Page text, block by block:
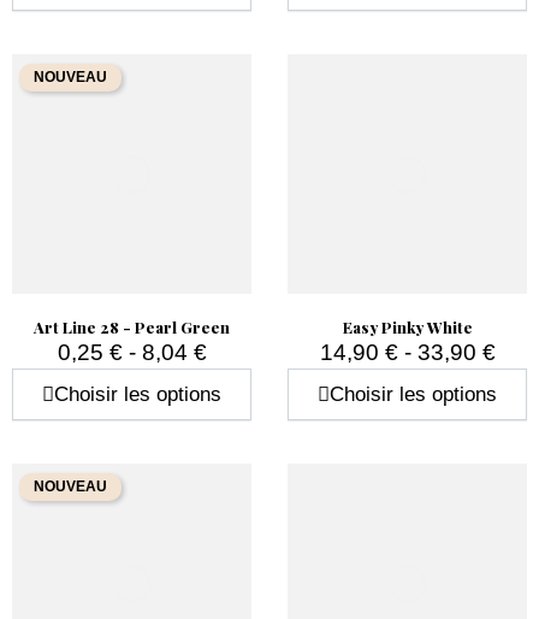
Art Line 28 - Pearl Green
0,25 € - 8,04 €
Choisir les options
NOUVEAU
Easy Pinky White
14,90 € - 33,90 €
Choisir les options
NOUVEAU